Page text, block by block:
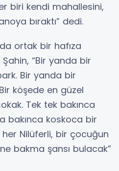
biri kendi mahallesini,
bıraktı” dedi.
ortak bir hafıza
“Bir yanda bir
Bir yanda bir
köşede en güzel
Tek tek bakınca
bakınca koskoca bir
Nilüferli, bir çocuğun
bakma şansı bulacak”